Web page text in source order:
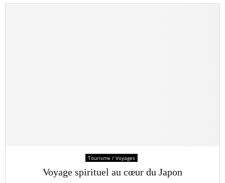
Tourisme / Voyages
Voyage spirituel au cœur du Japon